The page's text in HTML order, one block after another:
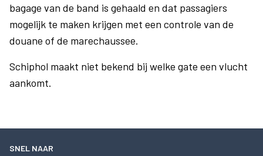
bagage van de band is gehaald en dat passagiers
mogelijk te maken krijgen met een controle van de
douane of de marechaussee.
Schiphol maakt niet bekend bij welke gate een vlucht
aankomt.
SNEL NAAR